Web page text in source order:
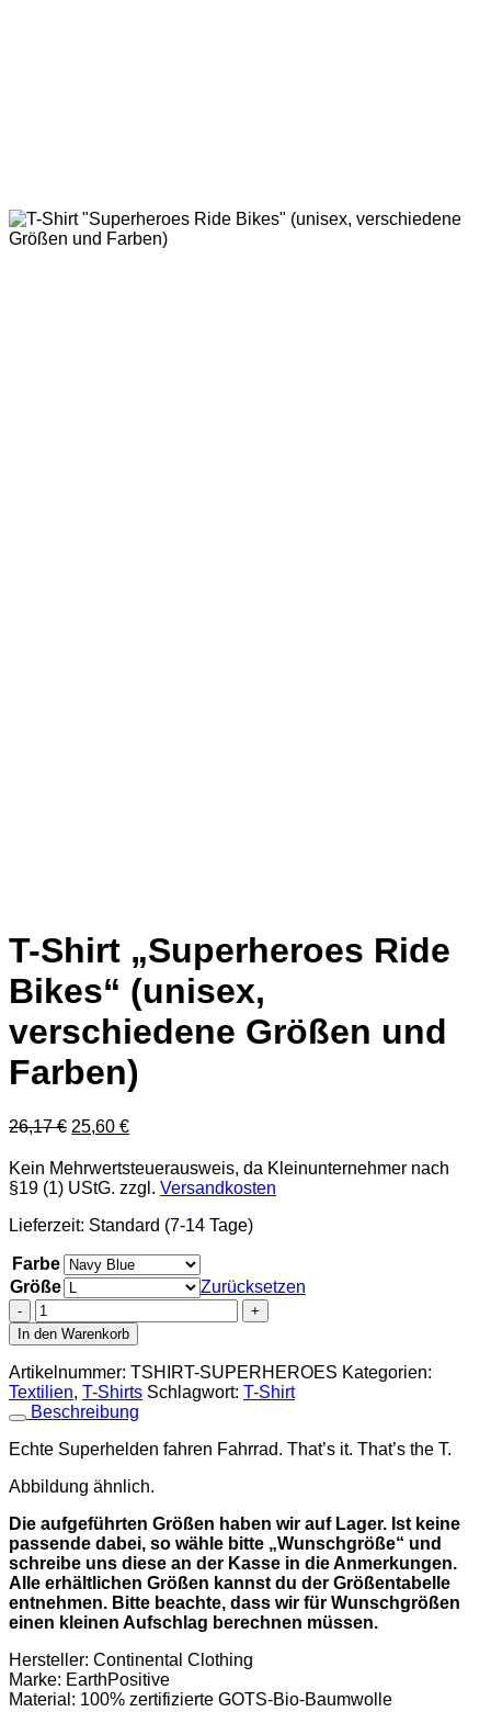
T-Shirt „Superheroes Ride
Bikes“ (unisex,
verschiedene Größen und
Farben)
26,17€ Ursprünglicher
war:
26,17 €
25,60 €Aktueller
ist:
25,60 €.
Kein Mehrwertsteuerausweis, da Kleinunternehmer nach
§19 (1) UStG. zzgl. Versandkosten
Lieferzeit: Standard (7-14 Tage)
Farbe
Größe
Zurücksetzen
T-
Shirt
"Superheroes
Ride
Bikes"
(unisex,
verschiedene
Größen
Farben)
In den Warenkorb
Artikelnummer: TSHIRT-SUPERHEROES Kategorien:
Textilien, T-Shirts Schlagwort: T-Shirt
Beschreibung
Echte Superhelden fahren Fahrrad. That’s it. That’s the T.
Abbildung ähnlich.
Die aufgeführten Größen haben wir auf Lager. Ist keine
passende dabei, so wähle bitte „Wunschgröße“ und
schreibe uns diese an der Kasse in die Anmerkungen.
Alle erhältlichen Größen kannst du der Größentabelle
entnehmen. Bitte beachte, dass wir für Wunschgrößen
einen kleinen Aufschlag berechnen müssen.
Hersteller: Continental Clothing
Marke: EarthPositive
Material: 100% zertifizierte GOTS-Bio-Baumwolle